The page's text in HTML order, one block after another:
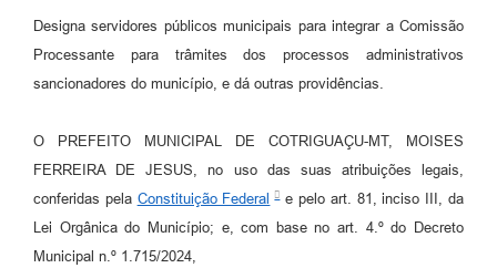
Legislação
Links
Telefones Úteis
Designa servidores públicos municipais para integrar a Comissão
Processante para trâmites dos processos administrativos
sancionadores do município, e dá outras providências.
O PREFEITO MUNICIPAL DE COTRIGUAÇU-MT, MOISES
FERREIRA DE JESUS, no uso das suas atribuições legais,
conferidas pela Constituição Federal
e pelo art. 81, inciso III, da
Lei Orgânica do Município; e, com base no art. 4.º do Decreto
Municipal n.º 1.715/2024,